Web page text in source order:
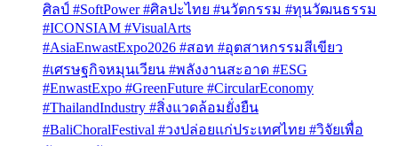
ศิลป์ #SoftPower #ศิลปะไทย #นวัตกรรม #ทุนวัฒนธรรม
#ICONSIAM #VisualArts
#AsiaEnwastExpo2026 #สอท #อุตสาหกรรมสีเขียว
#เศรษฐกิจหมุนเวียน #พลังงานสะอาด #ESG
#EnwastExpo #GreenFuture #CircularEconomy
#ThailandIndustry #สิ่งแวดล้อมยั่งยืน
#BaliChoralFestival #วงปล่อยแก่ประเทศไทย #วิจัยเพื่อ